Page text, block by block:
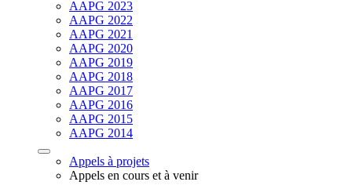
AAPG 2023
AAPG 2022
AAPG 2021
AAPG 2020
AAPG 2019
AAPG 2018
AAPG 2017
AAPG 2016
AAPG 2015
AAPG 2014
Appels à projets
Appels en cours et à venir